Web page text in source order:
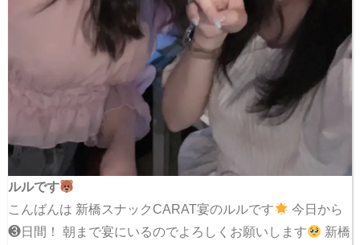
ルルです
こんばんは 新橋スナックCARAT宴のルルです
今日から
❸日間！ 朝まで宴にいるのでよろしくお願いします
新橋